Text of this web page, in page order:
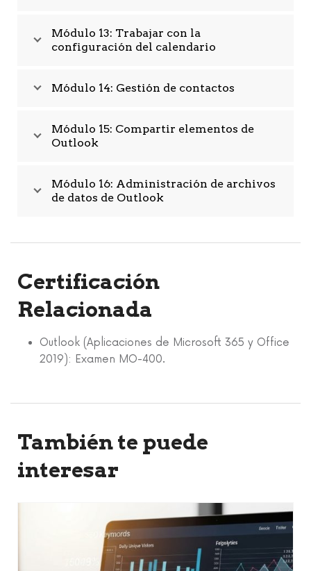
Módulo 13: Trabajar con la
configuración del calendario
Módulo 14: Gestión de contactos
Módulo 15: Compartir elementos de
Outlook
Módulo 16: Administración de archivos
de datos de Outlook
Certificación
Relacionada
Outlook (Aplicaciones de Microsoft 365 y Office
2019): Examen MO-400.
También te puede
interesar